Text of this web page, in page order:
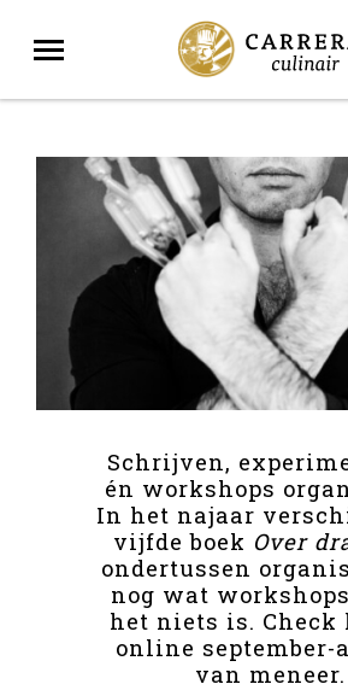
Schrijven,
én workshops
In het najaar
vijfde boek Over
ondertussen
nog wat
het niets is. Check
online september-
van meneer.